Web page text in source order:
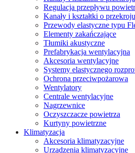
Regulacja przepływu
Kanały i kształtki o
Przewody elastyczne typu
Elementy zakańczające
Tłumiki akustyczne
Prefabrykacja wentylacyjna
Akcesoria wentylacyjne
Systemy elastycznego
Ochrona przeciwpożarowa
Wentylatory
Centrale wentylacyjne
Nagrzewnice
Oczyszczacze powietrza
Kurtyny powietrzne
Klimatyzacja
Akcesoria klimatyzacyjne
Urządzenia klimatyzacyjne